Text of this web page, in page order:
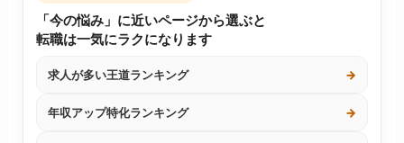
「今の悩み」に近いページから選ぶと
転職は一気にラクになります
求人が多い王道ランキング →
年収アップ特化ランキング →